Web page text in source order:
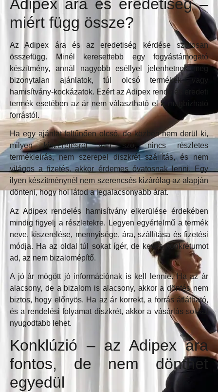
Adipex ára és eredetiség –
miért függ össze?
Az Adipex ára és az eredetiség kérdése szorosan
összefügg. Minél keresettebb egy fogyástámogató
készítmény, annál nagyobb eséllyel jelenhetnek meg
bizonytalan ajánlatok, túl olcsó termékek vagy
hamisítvány-kockázatok. Ezért az Adipex rendelés eredeti
termék esetében az ár nem választható el a megbízható
forrástól.
Ha egy ajánlat feltűnően olcsó, de közben nem derül ki,
milyen kiszerelésről van szó, nincs részletes
termékleírás, nem szerepel diszkrét szállítás, és nem
világos a fizetés, akkor érdemes óvatosnak lenni. Egy
ilyen készítménynél nem szerencsés kizárólag az alapján
dönteni, hogy hol látod a legalacsonyabb árat.
Az Adipex rendelés hamisítvány elkerülése érdekében
mindig figyelj a részletekre. Legyen egyértelmű a termék
neve, kiszerelése, mennyisége, ára, szállítása és fizetési
módja. Ha az oldal túl sokat ígér, de kevés konkrétumot
ad, az nem bizalomépítő.
A jó ár mögött jó információnak is kell lennie. Ha az ár
alacsony, de a bizalom is alacsony, akkor a döntés nem
biztos, hogy előnyös. Ha az ár korrekt, a forrás átlátható,
és a rendelési folyamat diszkrét, akkor a vásárlás sokkal
nyugodtabb lehet.
Konklúzió – az Adipex ára
fontos, de nem dönthet
egyedül